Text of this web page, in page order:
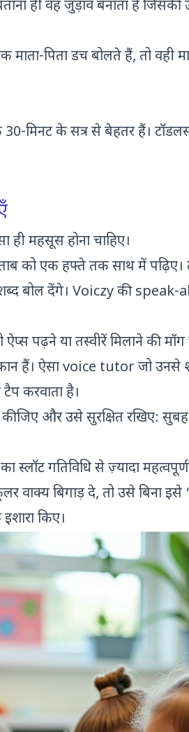
ही वह जुड़ाव बनाता है
माता-पिता डच बोलते हैं, तो वही
मिनट के सत्र से बेहतर हैं।
महसूस होना चाहिए।
को एक हफ्ते तक साथ में पढ़िए।
देंगे। Voiczy की speak-
ऐप्स पढ़ने या तस्वीरें मिलाने की
हैं। ऐसा voice tutor जो उनसे
करवाता है।
और उसे सुरक्षित रखिए: सुबह
गतिविधि से ज़्यादा
वाक्य बिगाड़ दे, तो उसे बिना इसे
किए।